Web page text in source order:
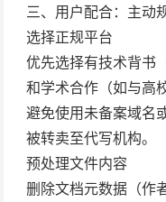
三、用户配合：主动
选择正规平台
优先选择有技术背书
和学术合作（如与高
避免使用未备案域名
被转卖至代写机构。
预处理文件内容
删除文档元数据（作